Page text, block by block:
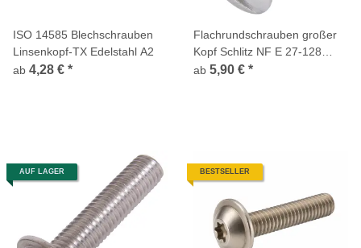
ISO 14585 Blechschrauben
Linsenkopf-TX Edelstahl A2
ab 4,28 € *
Flachrundschrauben großer
Kopf Schlitz NF E 27-128
Edelstahl A2
ab 5,90 € *
AUF LAGER BESTSELLER